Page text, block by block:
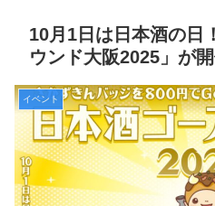
10月1日は日本酒の日
ウンド大阪2025」が開
イベント